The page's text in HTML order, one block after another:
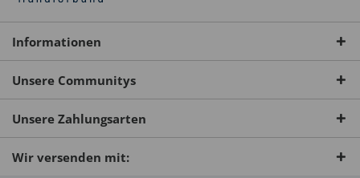
Informationen
Unsere Communitys
Unsere Zahlungsarten
Wir versenden mit: